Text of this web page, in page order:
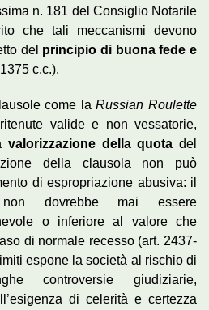
n. 181 del Consiglio Notarile
che tali meccanismi devono
del principio di buona fede e
c.c.).
come laRussian Roulette
valide e non vessatorie,
valorizzazione della quota del
della clausola non può
di espropriazione abusiva: il
non dovrebbe mai essere
o inferiore al valore che
di normale recesso (art. 2437-
espone la società al rischio di
controversie giudiziarie,
di celerità e certezza